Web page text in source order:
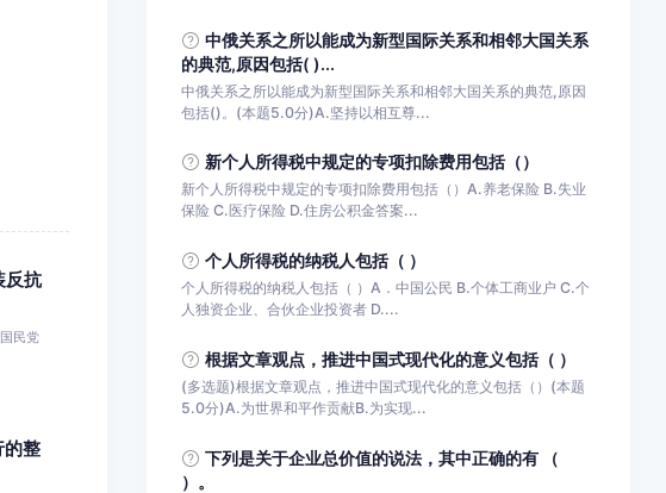
反抗
民党
的整
中俄关系之所以能成为新型国际关系和相邻大国关系
的典范,原因包括( )...
中俄关系之所以能成为新型国际关系和相邻大国关系的典范,原因
包括()。(本题5.0分)A.坚持以相互尊...
新个人所得税中规定的专项扣除费用包括（）
新个人所得税中规定的专项扣除费用包括（）A.养老保险 B.失业
保险 C.医疗保险 D.住房公积金答案...
个人所得税的纳税人包括（ ）
个人所得税的纳税人包括（ ）A．中国公民 B.个体工商业户 C.个
人独资企业、合伙企业投资者 D....
根据文章观点，推进中国式现代化的意义包括（ ）
(多选题)根据文章观点，推进中国式现代化的意义包括（）(本题
5.0分)A.为世界和平作贡献B.为实现...
下列是关于企业总价值的说法，其中正确的有 （
）。